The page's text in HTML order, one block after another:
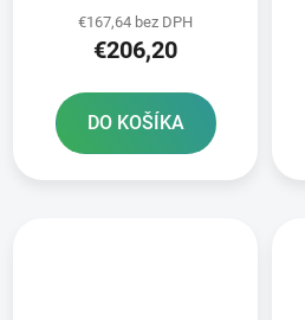
€167,64 bez DPH
€206,20
DO KOŠÍKA